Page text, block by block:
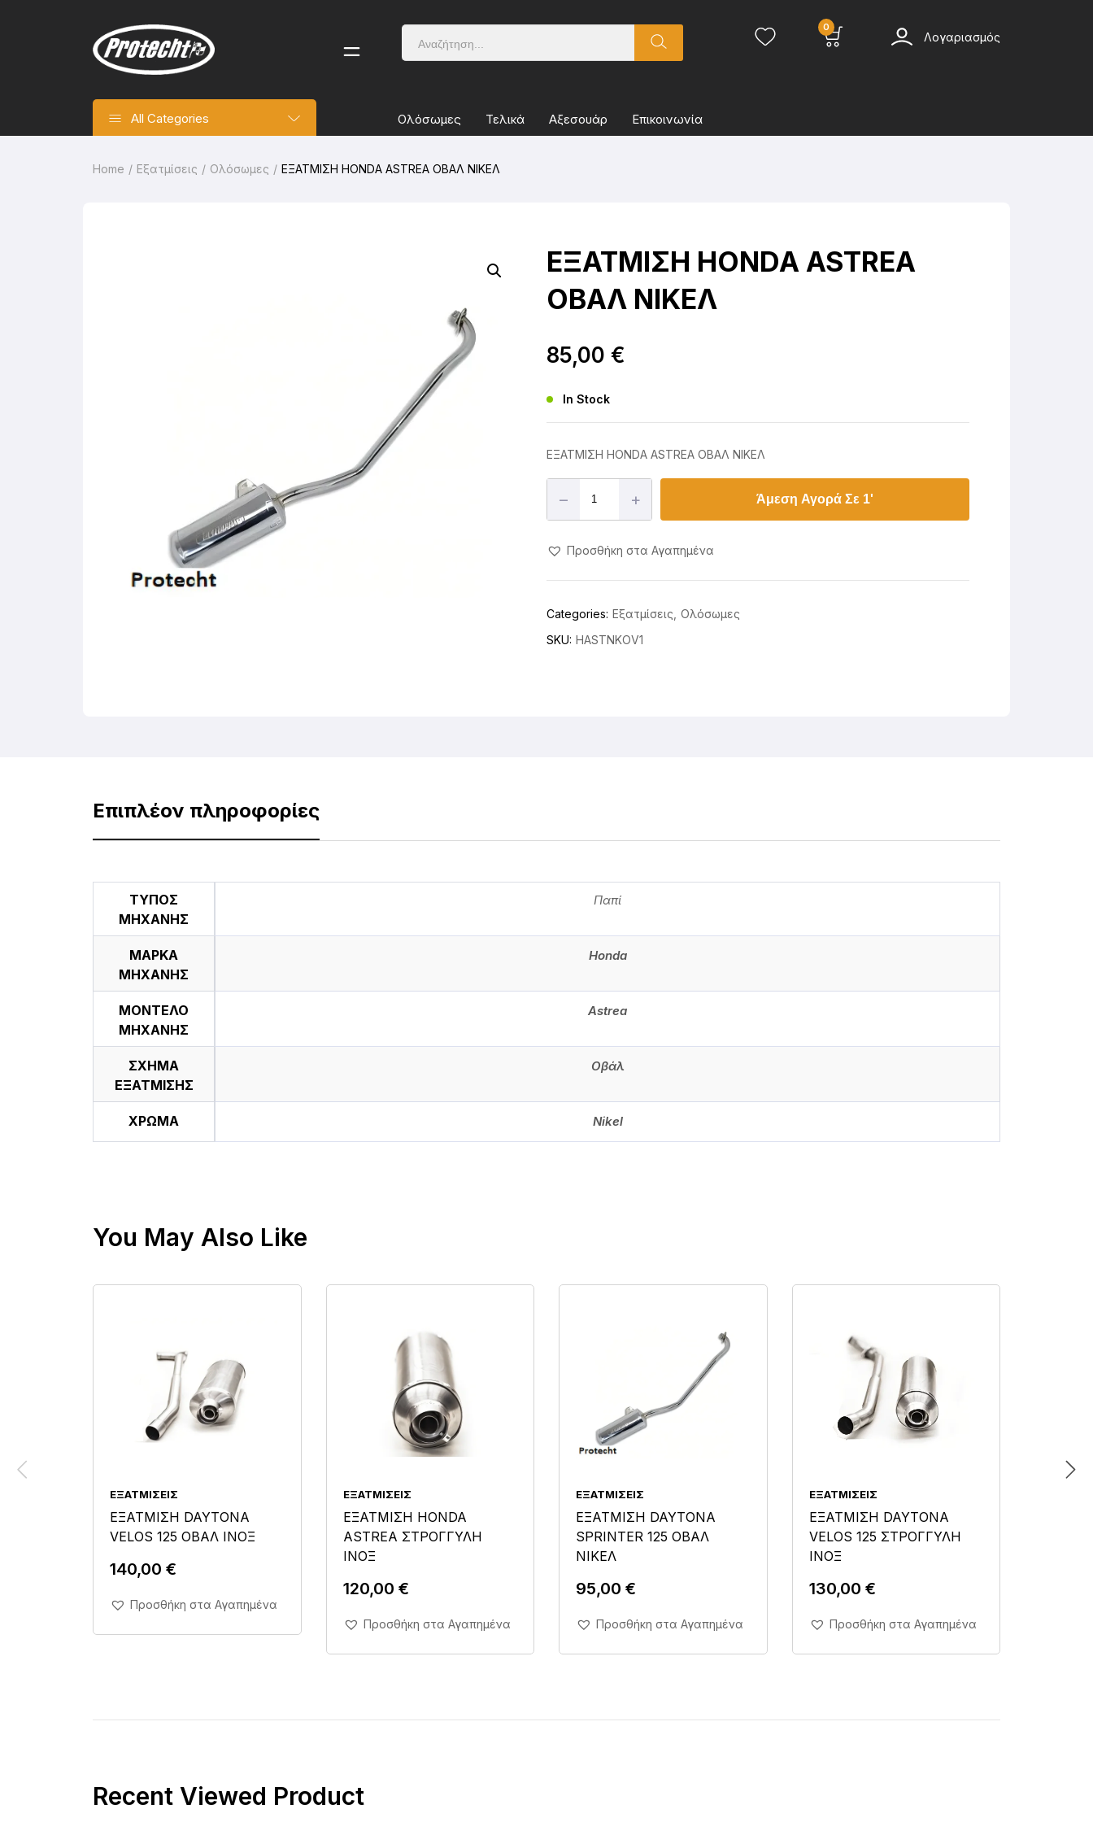
0
Λογαριασμός
All Categories Ολόσωμες Τελικά Αξεσουάρ Επικοινωνία
Home Εξατμίσεις Ολόσωμες ΕΞΑΤΜΙΣΗ HONDA ASTREA ΟΒΑΛ ΝΙΚΕΛ
ΕΞΑΤΜΙΣΗ HONDA ASTREA
ΟΒΑΛ ΝΙΚΕΛ
85,00 €
In Stock
ΕΞΑΤΜΙΣΗ HONDA ASTREA ΟΒΑΛ ΝΙΚΕΛ
– + Άμεση Αγορά Σε 1'
Προσθήκη στα Αγαπημένα
Categories: Εξατμίσεις Ολόσωμες
SKU: HASTNKOV1
Επιπλέον πληροφορίες
ΤΥΠΟΣ
ΜΗΧΑΝΗΣ
Παπί
ΜΑΡΚΑ
ΜΗΧΑΝΗΣ
Honda
ΜΟΝΤΕΛΟ
ΜΗΧΑΝΗΣ
Astrea
ΣΧΗΜΑ
ΕΞΑΤΜΙΣΗΣ
Οβάλ
ΧΡΩΜΑ Nikel
You May Also Like
ΕΞΑΤΜΊΣΕΙΣ
ΕΞΑΤΜΙΣΗ DAYTONA
VELOS 125 ΟΒΑΛ ΙΝΟΞ
140,00 €
Άμεση Αγορά Σε 1'
Προσθήκη στα Αγαπημένα
ΕΞΑΤΜΊΣΕΙΣ
ΕΞΑΤΜΙΣΗ HONDA
ASTREA ΣΤΡΟΓΓΥΛΗ
ΙΝΟΞ
120,00 €
Άμεση Αγορά Σε 1'
Προσθήκη στα Αγαπημένα
ΕΞΑΤΜΊΣΕΙΣ
ΕΞΑΤΜΙΣΗ DAYTONA
SPRINTER 125 ΟΒΑΛ
ΝΙΚΕΛ
95,00 €
Άμεση Αγορά Σε 1'
Προσθήκη στα Αγαπημένα
ΕΞΑΤΜΊΣΕΙΣ
ΕΞΑΤΜΙΣΗ DAYTONA
VELOS 125 ΣΤΡΟΓΓΥΛΗ
ΙΝΟΞ
130,00 €
Άμεση Αγορά Σε 1'
Προσθήκη στα Αγαπημένα
Recent Viewed Product